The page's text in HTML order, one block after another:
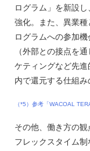
ログラム」を新設
強化。また、異業
ログラムへの参加
（外部との接点を
ケティングなど先
内で還元する仕組み
（*5）参考「WACOAL
その他、働き方の
フレックスタイム